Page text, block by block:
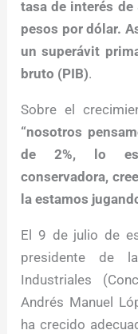
tasa de interés
pesos por dólar.
un superávit
bruto (PIB).
Sobre el
“nosotros
de 2%, lo
conservadora,
la estamos
El 9 de julio de
presidente de
Industriales
Andrés Manuel
ha crecido